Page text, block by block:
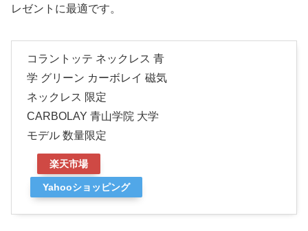
レゼントに最適です。
コラントッテ ネックレス 青
学 グリーン カーボレイ 磁気
ネックレス 限定
CARBOLAY 青山学院 大学
モデル 数量限定
楽天市場
Yahooショッピング